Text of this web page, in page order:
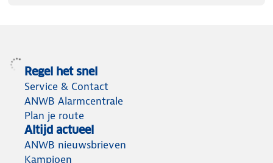
Regel het snel
Service & Contact
ANWB Alarmcentrale
Plan je route
Altijd actueel
ANWB nieuwsbrieven
Kampioen